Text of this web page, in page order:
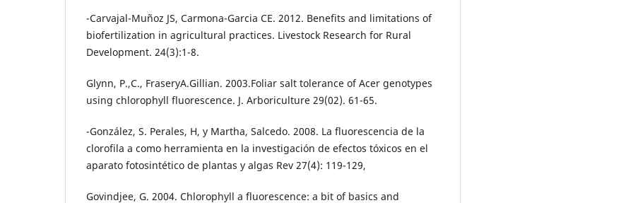
-Carvajal-Muñoz JS, Carmona-Garcia CE. 2012. Benefits and limitations of
biofertilization in agricultural practices. Livestock Research for Rural
Development. 24(3):1-8.
Glynn, P.,C., FraseryA.Gillian. 2003.Foliar salt tolerance of Acer genotypes
using chlorophyll fluorescence. J. Arboriculture 29(02). 61-65.
-González, S. Perales, H, y Martha, Salcedo. 2008. La fluorescencia de la
clorofila a como herramienta en la investigación de efectos tóxicos en el
aparato fotosintético de plantas y algas Rev 27(4): 119-129,
Govindjee, G. 2004. Chlorophyll a fluorescence: a bit of basics and